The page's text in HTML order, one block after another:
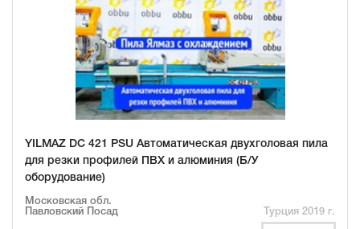
YILMAZ DC 421 PSU Автоматическая двухголовая пила
для резки профилей ПВХ и алюминия (Б/У
оборудование)
Московская обл.
Павловский Посад
Турция 2019 г.